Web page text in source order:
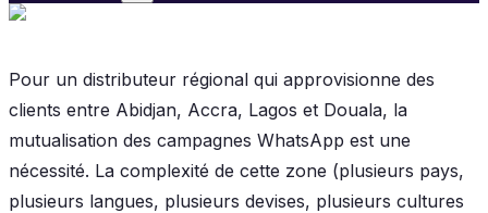
Pour un distributeur régional qui approvisionne des
clients entre Abidjan, Accra, Lagos et Douala, la
mutualisation des campagnes WhatsApp est une
nécessité. La complexité de cette zone (plusieurs pays,
plusieurs langues, plusieurs devises, plusieurs cultures